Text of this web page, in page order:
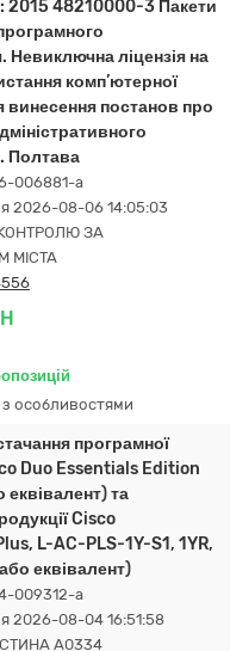
2015 48210000-3 Пакети
Невиключна ліцензія на
комп’ютерної
винесення постанов про
Полтава
006881-a
2026-08-06 14:05:03
ЗА
МІСТА
з особливостями
програмної
Duo Essentials Edition
та
Cisco
L-AC-PLS-1Y-S1, 1YR,
еквівалент)
009312-a
2026-08-04 16:51:58
А0334